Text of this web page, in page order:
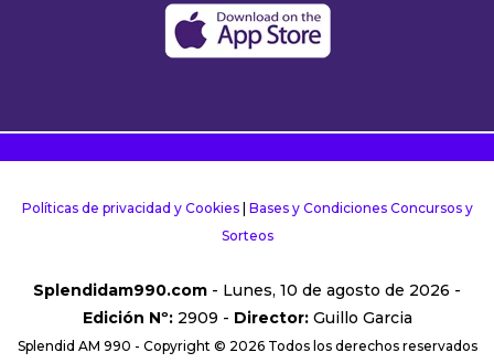
Políticas de privacidad y Cookies| Bases y Condiciones Concursos y
Sorteos
Splendidam990.com - Lunes, 10 de agosto de 2026 -
Edición Nº:2909 - Director:Guillo Garcia
Splendid AM 990 - Copyright © 2026 Todos los derechos reservados